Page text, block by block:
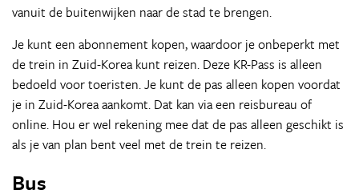
vanuit de buitenwijken naar de stad te brengen.
Je kunt een abonnement kopen, waardoor je onbeperkt met
de trein in Zuid-Korea kunt reizen. Deze KR-Pass is alleen
bedoeld voor toeristen. Je kunt de pas alleen kopen voordat
je in Zuid-Korea aankomt. Dat kan via een reisbureau of
online. Hou er wel rekening mee dat de pas alleen geschikt is
als je van plan bent veel met de trein te reizen.
Bus